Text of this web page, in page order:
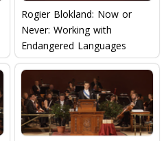
Rogier Blokland: Now or
Never: Working with
Endangered Languages